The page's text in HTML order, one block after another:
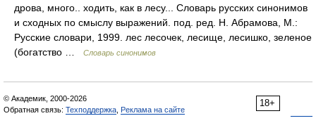
дрова, много.. ходить, как в лесу... Словарь русских синонимов
и сходных по смыслу выражений. под. ред. Н. Абрамова, М.:
Русские словари, 1999. лес лесочек, лесище, лесишко, зеленое
(богатство …
Словарь синонимов
18+
© Академик, 2000-2026
Обратная связь: Техподдержка Реклама на сайте